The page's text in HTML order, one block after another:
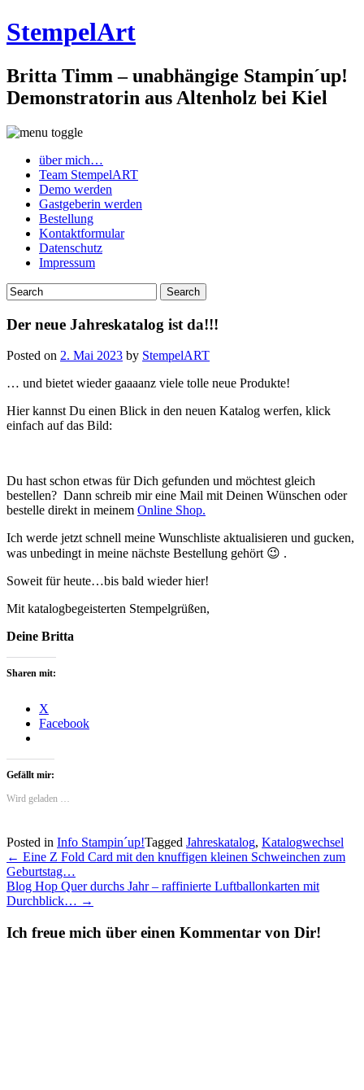
StempelArt
Britta Timm – unabhängige Stampin´up!
Demonstratorin aus Altenholz bei Kiel
über mich…
Team StempelART
Demo werden
Gastgeberin werden
Bestellung
Kontaktformular
Datenschutz
Impressum
Der neue Jahreskatalog ist da!!!
Posted on 2. Mai 2023 by StempelART
… und bietet wieder gaaaanz viele tolle neue Produkte!
Hier kannst Du einen Blick in den neuen Katalog werfen, klick
einfach auf das Bild:
Du hast schon etwas für Dich gefunden und möchtest gleich
bestellen? Dann schreib mir eine Mail mit Deinen Wünschen oder
bestelle direkt in meinem Online Shop.
Ich werde jetzt schnell meine Wunschliste aktualisieren und gucken,
was unbedingt in meine nächste Bestellung gehört 😉 .
Soweit für heute…bis bald wieder hier!
Mit katalogbegeisterten Stempelgrüßen,
Deine Britta
Sharen mit:
X
Facebook
Gefällt mir:
Wird geladen …
Posted in Info Stampin´up!Tagged Jahreskatalog, Katalogwechsel
Post
navigation
← Eine Z Fold Card mit den knuffigen kleinen Schweinchen zum
Geburtstag…
Blog Hop Quer durchs Jahr – raffinierte Luftballonkarten mit
Durchblick… →
Ich freue mich über einen Kommentar von Dir!